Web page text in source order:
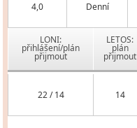
4,0 Denní
LONI:
přihlášení/plán
přijmout
LETOS:
plán
přijmout
22 / 14 14